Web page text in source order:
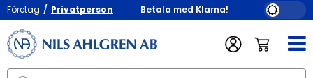
Företag / Privatperson Betala med Klarna!